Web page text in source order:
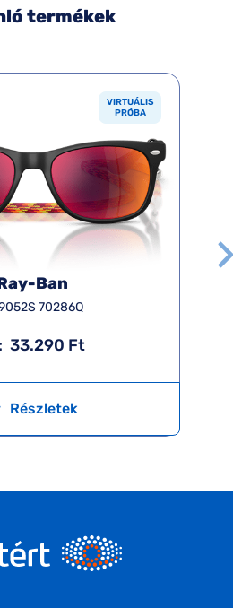
termékek
VIRTUÁLIS
PRÓBA
Ban
70286Q
33.290 Ft
Részletek